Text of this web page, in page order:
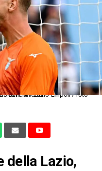
Sport nella foto: Ivan Provedel
della Lazio,